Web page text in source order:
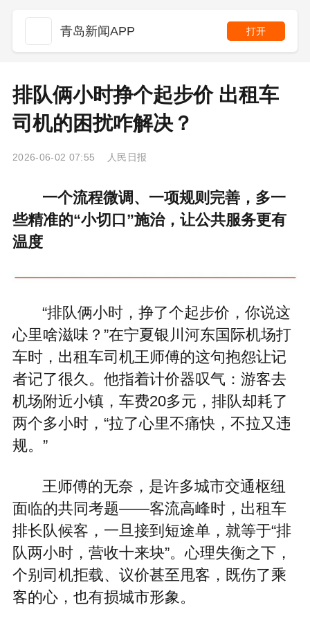
青岛新闻APP 打开
排队俩小时挣个起步价 出租车
司机的困扰咋解决？
2026-06-02 07:55 人民日报
一个流程微调、一项规则完善，多一
些精准的“小切口”施治，让公共服务更有
温度
“排队俩小时，挣了个起步价，你说这
心里啥滋味？”在宁夏银川河东国际机场打
车时，出租车司机王师傅的这句抱怨让记
者记了很久。他指着计价器叹气：游客去
机场附近小镇，车费20多元，排队却耗了
两个多小时，“拉了心里不痛快，不拉又违
规。”
王师傅的无奈，是许多城市交通枢纽
面临的共同考题——客流高峰时，出租车
排长队候客，一旦接到短途单，就等于“排
队两小时，营收十来块”。心理失衡之下，
个别司机拒载、议价甚至甩客，既伤了乘
客的心，也有损城市形象。